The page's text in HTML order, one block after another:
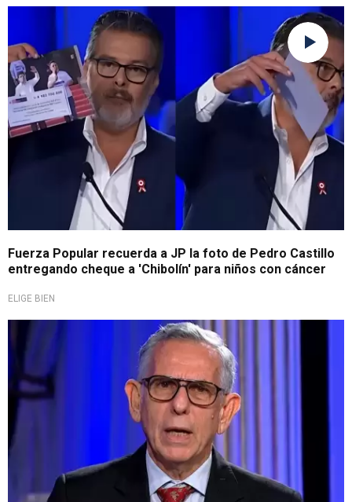
Debate técnico 2026
Fuerza Popular recuerda a JP la foto de Pedro Castillo
entregando cheque a 'Chibolín' para niños con cáncer
ELIGE BIEN